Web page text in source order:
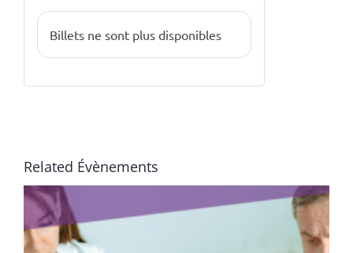
Billets ne sont plus disponibles
Related Évènements